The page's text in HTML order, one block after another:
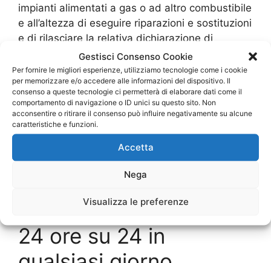
Gestisci Consenso Cookie
Per fornire le migliori esperienze, utilizziamo tecnologie come i cookie
per memorizzare e/o accedere alle informazioni del dispositivo. Il
consenso a queste tecnologie ci permetterà di elaborare dati come il
comportamento di navigazione o ID unici su questo sito. Non
acconsentire o ritirare il consenso può influire negativamente su alcune
caratteristiche e funzioni.
Accetta
Nega
Visualizza le preferenze
impianti alimentati a gas o ad altro combustibile
e all’altezza di eseguire riparazioni e sostituzioni
e di rilasciare la relativa dichiarazione di
conformità prevista dalla legge.
Il servizio di assistenza tecnica e manutenzione
include le operazioni di controllo della
combustione, la verifica dell’impianto idrico ed
elettrico, la pulizia e il lavaggio per la rimozione
del calcare e il rilascio del bollino blu,
obbligatorio di legge, per la verifica di eventuali
Interventi effettuabili
24 ore su 24 in